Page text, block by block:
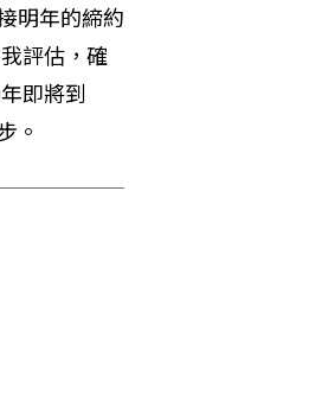
明年的締約
評估，確
即將到
。